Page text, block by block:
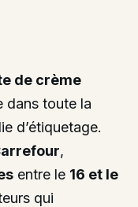
de crème
dans toute la
d’étiquetage.
,
entre le 16 et le
qui